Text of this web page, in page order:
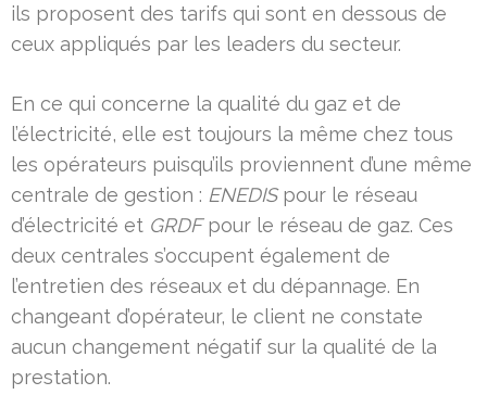
ils proposent des tarifs qui sont en dessous de
ceux appliqués par les leaders du secteur.
En ce qui concerne la qualité du gaz et de
l’électricité, elle est toujours la même chez tous
les opérateurs puisqu’ils proviennent d’une même
centrale de gestion : ENEDISpour le réseau
d’électricité et GRDFpour le réseau de gaz. Ces
deux centrales s’occupent également de
l’entretien des réseaux et du dépannage. En
changeant d’opérateur, le client ne constate
aucun changement négatif sur la qualité de la
prestation.